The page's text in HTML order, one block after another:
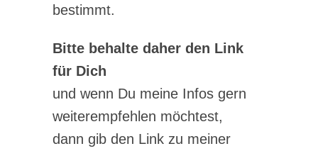
bestimmt.
Bitte behalte daher den Link
für Dich
und wenn Du meine Infos gern
weiterempfehlen möchtest,
dann gib den Link zu meiner